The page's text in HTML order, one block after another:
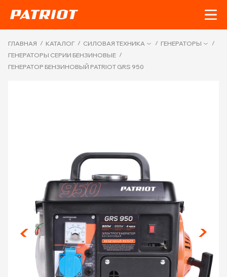
ГЛАВНАЯ / КАТАЛОГ / СИЛОВАЯ ТЕХНИКА / ГЕНЕРАТОРЫ
/
ГЕНЕРАТОРЫ СЕРИИ БЕНЗИНОВЫЕ /
ГЕНЕРАТОР БЕНЗИНОВЫЙ PATRIOT GRS 950